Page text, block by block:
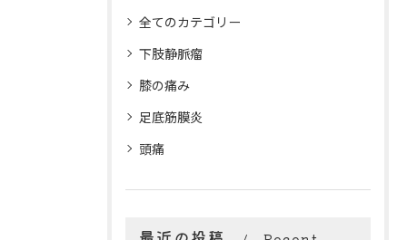
全てのカテゴリー
下肢静脈瘤
膝の痛み
足底筋膜炎
頭痛